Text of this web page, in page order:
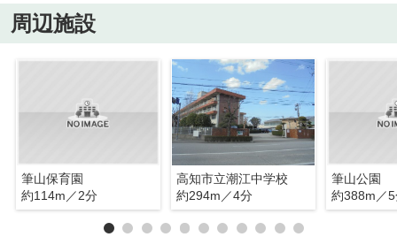
周辺施設
筆山保育園
約114m／2分
高知市立潮江中学校
約294m／4分
筆山公園
約388m／